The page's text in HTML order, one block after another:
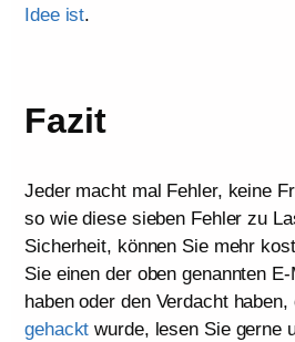
Idee ist.
Fazit
Jeder macht mal Fehler, keine
so wie diese sieben Fehler zu
Sicherheit, können Sie mehr
Sie einen der oben genannten
haben oder den Verdacht haben,
gehackt wurde, lesen Sie gerne